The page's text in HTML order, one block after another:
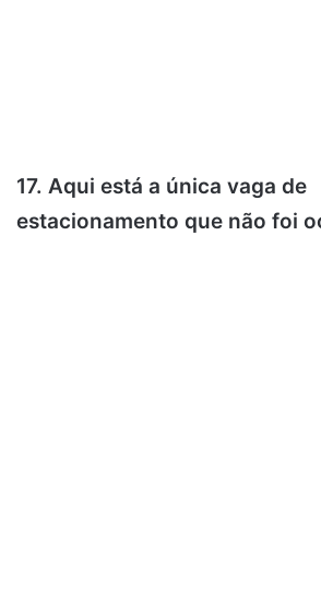
17. Aqui está a única vaga de
estacionamento que não foi